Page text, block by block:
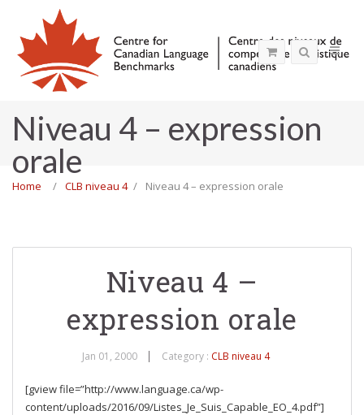
Niveau 4 – expression
orale
Home CLB niveau 4 Niveau 4 – expression orale
Niveau 4 –
expression orale
Jan 01, 2000 Category : CLB niveau 4
[gview file=”http://www.language.ca/wp-
content/uploads/2016/09/Listes_Je_Suis_Capable_EO_4.pdf”]